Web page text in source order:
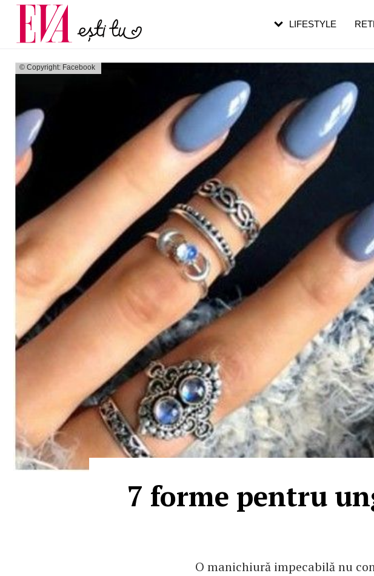
© Copyright: Facebook
7 forme pentru
O manichiură impecabilă nu
LIFESTYLE
Carieră
Actualitate
pe măsură ce înaintezi în vârstă